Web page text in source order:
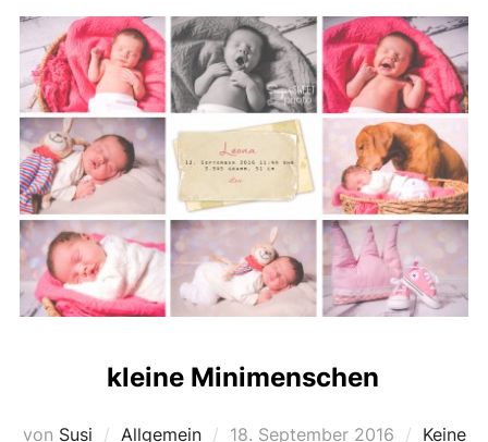
kleine Minimenschen
von Susi Allgemein
Veröffentlicht
18. September 2016
Keine